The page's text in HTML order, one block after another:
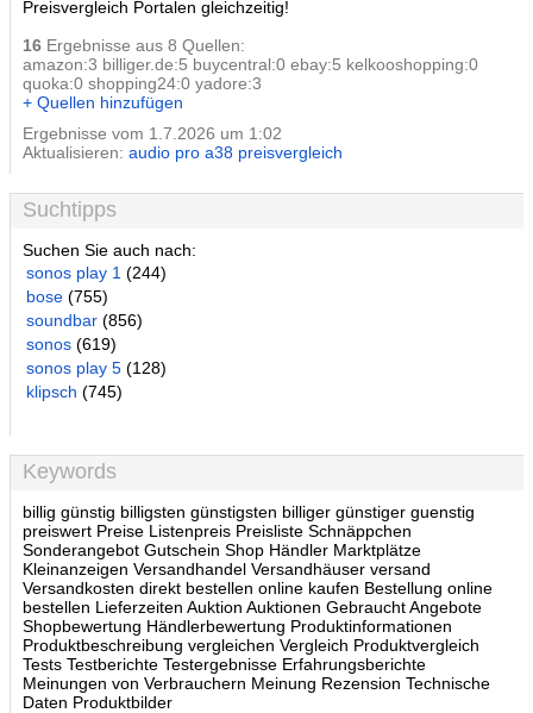
Preisvergleich Portalen gleichzeitig!
16 Ergebnisse aus 8 Quellen:
amazon:3 billiger.de:5 buycentral:0 ebay:5 kelkooshopping:0
quoka:0 shopping24:0 yadore:3
+ Quellen hinzufügen
Ergebnisse vom 1.7.2026 um 1:02
Aktualisieren: audio pro a38 preisvergleich
Suchtipps
Suchen Sie auch nach:
sonos play 1 (244)
bose (755)
soundbar (856)
sonos (619)
sonos play 5 (128)
klipsch (745)
Keywords
billig günstig billigsten günstigsten billiger günstiger guenstig
preiswert Preise Listenpreis Preisliste Schnäppchen
Sonderangebot Gutschein Shop Händler Marktplätze
Kleinanzeigen Versandhandel Versandhäuser versand
Versandkosten direkt bestellen online kaufen Bestellung online
bestellen Lieferzeiten Auktion Auktionen Gebraucht Angebote
Shopbewertung Händlerbewertung Produktinformationen
Produktbeschreibung vergleichen Vergleich Produktvergleich
Tests Testberichte Testergebnisse Erfahrungsberichte
Meinungen von Verbrauchern Meinung Rezension Technische
Daten Produktbilder